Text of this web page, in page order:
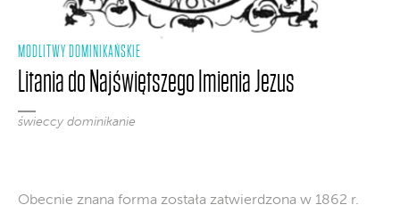
MODLITWY DOMINIKAŃSKIE
Litania do Najświętszego Imienia Jezus
świeccy dominikanie
Obecnie znana forma została zatwierdzona w 1862 r.